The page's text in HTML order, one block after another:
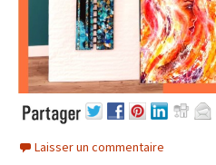
Laisser un commentaire